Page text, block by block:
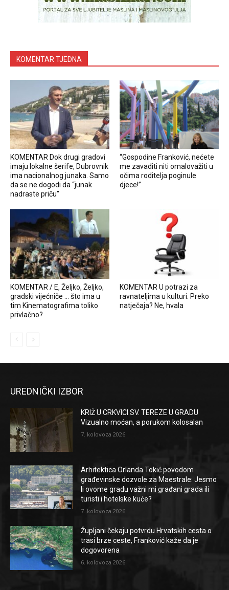
KOMENTAR TJEDNA
KOMENTAR Dok drugi gradovi
imaju lokalne šerife, Dubrovnik
ima nacionalnog junaka. Samo
da se ne dogodi da “junak
nadraste priču”
“Gospodine Franković, nećete
me zavaditi niti omalovažiti u
očima roditelja poginule
djece!”
KOMENTAR / E, Željko, Željko,
gradski vijećniče … što ima u
tim Kinematografima toliko
privlačno?
KOMENTAR U potrazi za
ravnateljima u kulturi. Preko
natječaja? Ne, hvala
UREDNIČKI IZBOR
KRIŽ U CRKVICI SV. TEREZE U GRADU
Vizualno moćan, a porukom kolosalan
7. kolovoza 2026.
Arhitektica Orlanda Tokić povodom
građevinske dozvole za Maestrale: Jesmo
li ovome gradu važni mi građani grada ili
turisti i hotelske kuće?
7. kolovoza 2026.
Župljani čekaju potvrdu Hrvatskih cesta o
trasi brze ceste, Franković kaže da je
dogovorena
6. kolovoza 2026.